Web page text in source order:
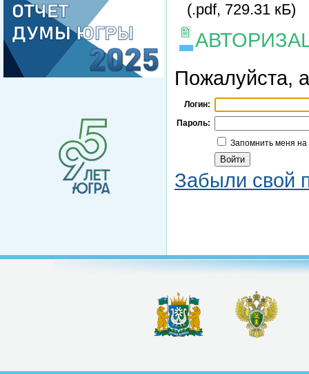
(.pdf, 729.31 кБ)
Пожалуйста,
Логин:
Пароль:
Запомнить меня
Забыли свой